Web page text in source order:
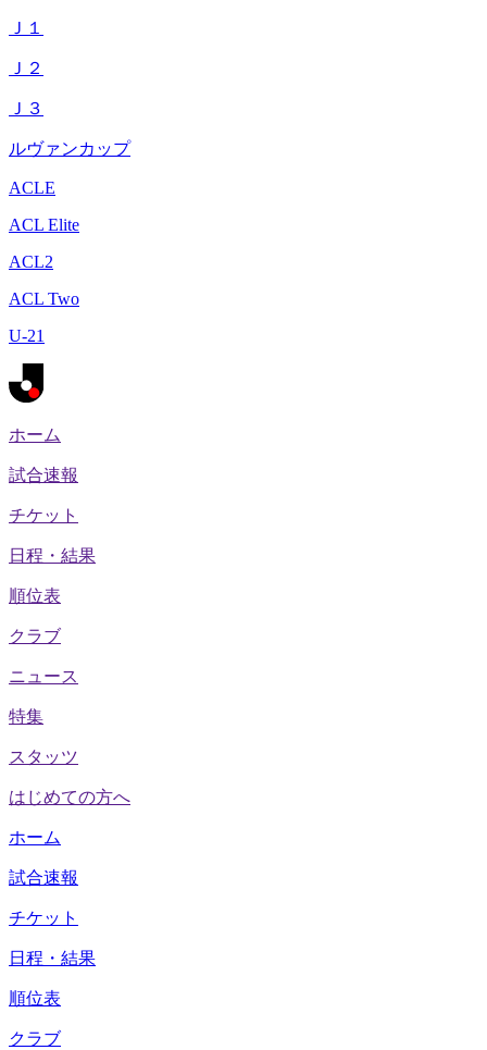
Ｊ１
Ｊ２
Ｊ３
ルヴァンカップ
ACLE
ACL Elite
ACL2
ACL Two
U-21
ホーム
試合速報
チケット
日程・結果
順位表
クラブ
ニュース
特集
スタッツ
はじめての方へ
ホーム
試合速報
チケット
日程・結果
順位表
クラブ